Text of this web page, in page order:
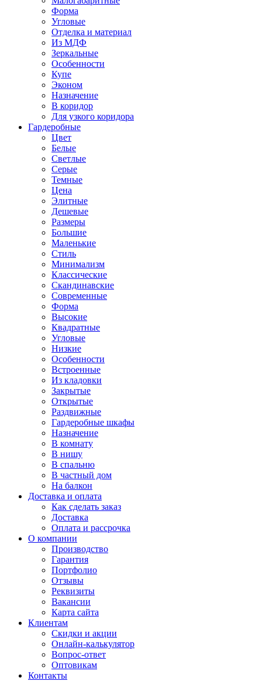
Форма
Угловые
Отделка и материал
Из МДФ
Зеркальные
Особенности
Купе
Эконом
Назначение
В коридор
Для узкого коридора
Гардеробные
Цвет
Белые
Светлые
Серые
Темные
Цена
Элитные
Дешевые
Размеры
Большие
Маленькие
Стиль
Минимализм
Классические
Скандинавские
Современные
Форма
Высокие
Квадратные
Угловые
Низкие
Особенности
Встроенные
Из кладовки
Закрытые
Открытые
Раздвижные
Гардеробные шкафы
Назначение
В комнату
В нишу
В спальню
В частный дом
На балкон
Доставка и оплата
Как сделать заказ
Доставка
Оплата и рассрочка
О компании
Производство
Гарантия
Портфолио
Отзывы
Реквизиты
Вакансии
Карта сайта
Клиентам
Скидки и акции
Онлайн-калькулятор
Вопрос-ответ
Оптовикам
Контакты